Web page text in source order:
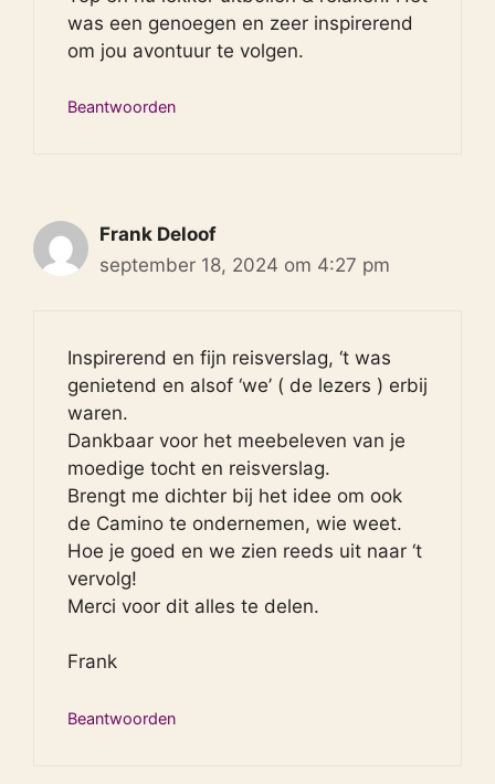
was een genoegen en zeer inspirerend
om jou avontuur te volgen.
Beantwoorden
Frank Deloof
september 18, 2024 om 4:27 pm
Inspirerend en fijn reisverslag, ‘t was
genietend en alsof ‘we’ ( de lezers ) erbij
waren.
Dankbaar voor het meebeleven van je
moedige tocht en reisverslag.
Brengt me dichter bij het idee om ook
de Camino te ondernemen, wie weet.
Hoe je goed en we zien reeds uit naar ‘t
vervolg!
Merci voor dit alles te delen.
Frank
Beantwoorden